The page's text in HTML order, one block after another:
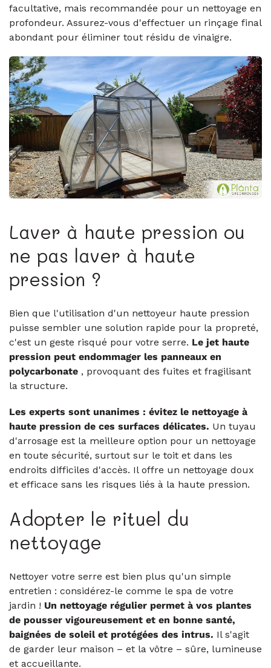
facultative, mais recommandée pour un nettoyage en
profondeur. Assurez-vous d'effectuer un rinçage final
abondant pour éliminer tout résidu de vinaigre.
Laver à haute pression ou
ne pas laver à haute
pression ?
Bien que l'utilisation d'un nettoyeur haute pression
puisse sembler une solution rapide pour la propreté,
c'est un geste risqué pour votre serre. Le jet haute
pression peut endommager les panneaux en
polycarbonate , provoquant des fuites et fragilisant
la structure.
Les experts sont unanimes : évitez le nettoyage à
haute pression de ces surfaces délicates. Un tuyau
d'arrosage est la meilleure option pour un nettoyage
en toute sécurité, surtout sur le toit et dans les
endroits difficiles d'accès. Il offre un nettoyage doux
et efficace sans les risques liés à la haute pression.
Adopter le rituel du
nettoyage
Nettoyer votre serre est bien plus qu'un simple
entretien : considérez-le comme le spa de votre
jardin ! Un nettoyage régulier permet à vos plantes
de pousser vigoureusement et en bonne santé,
baignées de soleil et protégées des intrus. Il s'agit
de garder leur maison – et la vôtre – sûre, lumineuse
et accueillante.